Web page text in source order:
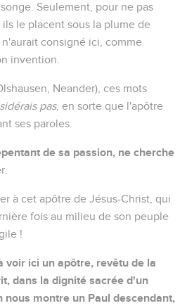
Seulement, pour ne pas
le placent sous la plume de
consigné ici, comme
invention.
Neander), ces mots
pas, en sorte que l'apôtre
ses paroles.
de sa passion, ne cherche
à cet apôtre de Jésus-Christ, qui
fois au milieu de son peuple
!
voir ici un apôtre, revêtu de la
dans la dignité sacrée d'un
nous montre un Paul descendant,